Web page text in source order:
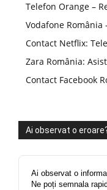
Telefon Orange –
Vodafone România
Contact Netflix:
Zara România:
Contact Facebook
Ai observat o
Ai observat o
Ne poți semnala